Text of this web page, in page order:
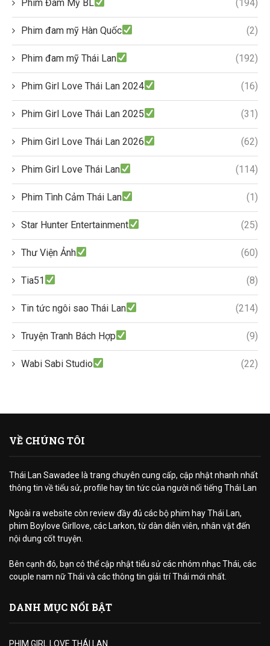
Phim Đam Mỹ BL (194)
Phim đam mỹ Hàn Quốc (2)
Phim đam mỹ Thái Lan (192)
Phim Girl Love Thái Lan 2024 (16)
Phim Girl Love Thái Lan 2025 (31)
Phim Girl Love Thái Lan 2026 (62)
Phim Girl Love Thái Lan (114)
Phim Tình Cảm Thái Lan (1)
Star Hunter Entertainment (25)
Thư Viện Ảnh (60)
Tia51 (8)
Tin tức ngôi sao Thái Lan (214)
Truyện Tranh Bách Hợp (9)
Wabi Sabi Studio (22)
VỀ CHÚNG TÔI
Thái Lan Sawadee là trang chuyên cung cấp, cập nhật nhanh nhất
thông tin về tiểu sử, profile hay tin tức của người nổi tiếng Thái Lan
Ngoài ra website còn review đầy đủ các bộ phim hay Thái Lan,
phim Boylove Girllove, các Larkon, từ dàn diễn viên, nhân vật đến
nội dung cốt truyện.
Bên cạnh đó, bạn có thể cập nhật tiểu sử các nhóm nhạc Thái, các
couple nam nữ Thái và các thông tin giải trí Thái mới nhất.
DANH MỤC NỔI BẬT
PHIM GIRL LOVE THÁI LAN